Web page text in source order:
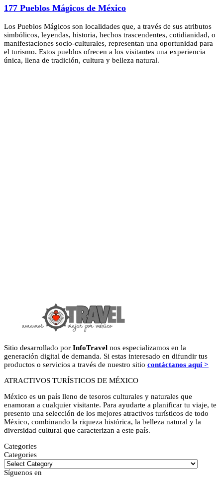
177 Pueblos Mágicos de México
Los Pueblos Mágicos son localidades que, a través de sus atributos
simbólicos, leyendas, historia, hechos trascendentes, cotidianidad, o
manifestaciones socio-culturales, representan una oportunidad para
el turismo. Estos pueblos ofrecen a los visitantes una experiencia
única, llena de tradición, cultura y belleza natural.
Sitio desarrollado por InfoTravel nos especializamos en la
generación digital de demanda. Si estas interesado en difundir tus
productos o servicios a través de nuestro sitio contáctanos aquí >
ATRACTIVOS TURÍSTICOS DE MÉXICO
México es un país lleno de tesoros culturales y naturales que
enamoran a cualquier visitante. Para ayudarte a planificar tu viaje, te
presento una selección de los mejores atractivos turísticos de todo
México, combinando la riqueza histórica, la belleza natural y la
diversidad cultural que caracterizan a este país.
Categories
Categories
Síguenos en